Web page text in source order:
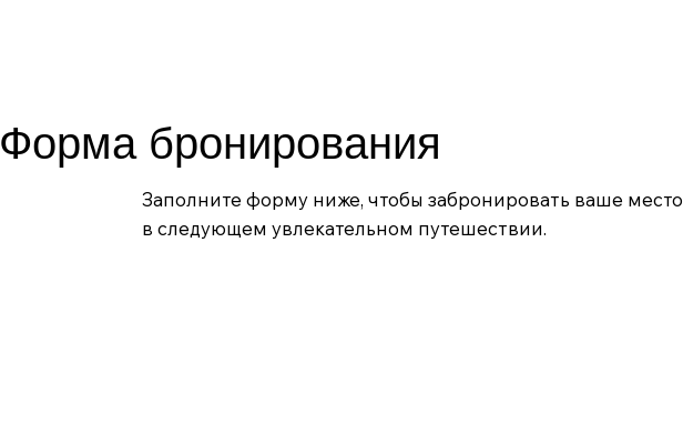
Форма бронирования
Заполните форму ниже, чтобы забронировать ваше место
в следующем увлекательном путешествии.